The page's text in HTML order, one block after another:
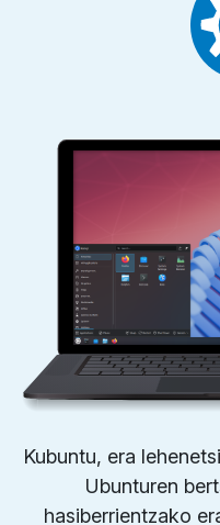
Kubuntu, era
Ubunturen
hasiberrientzako